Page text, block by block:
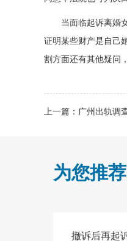
当面临起诉离婚
证明某些财产是自己
割方面还有其他疑问
上一篇： 广州出轨调
为您推荐
撤诉后再起